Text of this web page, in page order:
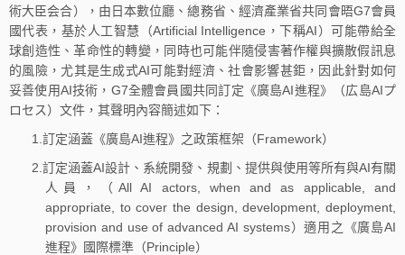
術大臣会合），由日本數位廳、總務省、經濟產業省共同會晤G7會員
國代表，基於人工智慧（Artificial Intelligence，下稱AI）可能帶給全
球創造性、革命性的轉變，同時也可能伴隨侵害著作權與擴散假訊息
的風險，尤其是生成式AI可能對經濟、社會影響甚鉅，因此針對如何
妥善使用AI技術，G7全體會員國共同訂定《廣島AI進程》（広島AIプ
ロセス）文件，其聲明內容簡述如下：
1.訂定涵蓋《廣島AI進程》之政策框架（Framework）
2.訂定涵蓋AI設計、系統開發、規劃、提供與使用等所有與AI有關
人員，（All AI actors, when and as applicable, and
appropriate, to cover the design, development, deployment,
provision and use of advanced AI systems）適用之《廣島AI
進程》國際標準（Principle）